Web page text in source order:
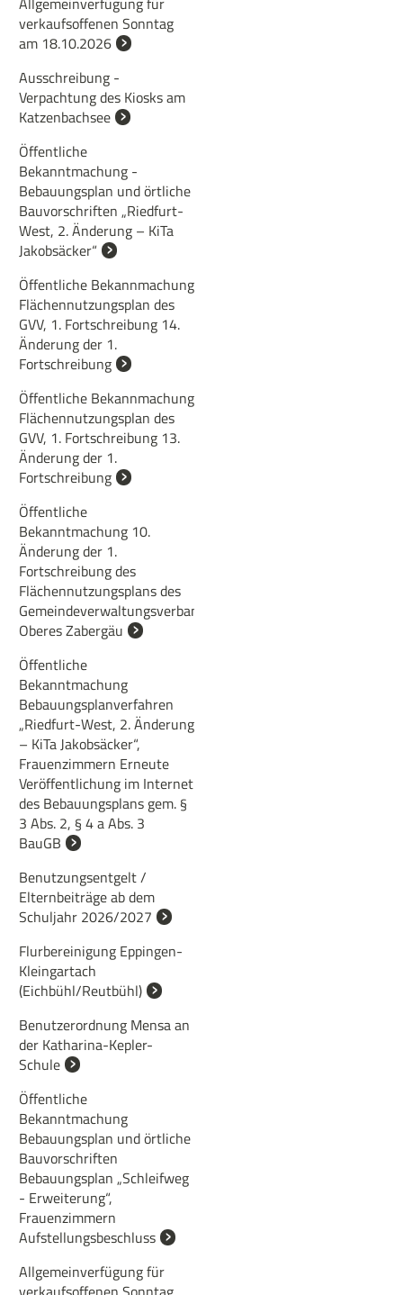
verkaufsoffenen Sonntag
am 18.10.2026
Ausschreibung -
Verpachtung des Kiosks am
Katzenbachsee
Öffentliche
Bekanntmachung -
Bebauungsplan und örtliche
Bauvorschriften „Riedfurt-
West, 2. Änderung – KiTa
Jakobsäcker“
Öffentliche Bekannmachung
Flächennutzungsplan des
GVV, 1. Fortschreibung 14.
Änderung der 1.
Fortschreibung
Öffentliche Bekannmachung
Flächennutzungsplan des
GVV, 1. Fortschreibung 13.
Änderung der 1.
Fortschreibung
Öffentliche
Bekanntmachung 10.
Änderung der 1.
Fortschreibung des
Flächennutzungsplans des
Gemeindeverwaltungsverbands
Oberes Zabergäu
Öffentliche
Bekanntmachung
Bebauungsplanverfahren
„Riedfurt-West, 2. Änderung
– KiTa Jakobsäcker“,
Frauenzimmern Erneute
Veröffentlichung im Internet
des Bebauungsplans gem. §
3 Abs. 2, § 4 a Abs. 3
BauGB
Benutzungsentgelt /
Elternbeiträge ab dem
Schuljahr 2026/2027
Flurbereinigung Eppingen-
Kleingartach
(Eichbühl/Reutbühl)
Benutzerordnung Mensa an
der Katharina-Kepler-
Schule
Öffentliche
Bekanntmachung
Bebauungsplan und örtliche
Bauvorschriften
Bebauungsplan „Schleifweg
- Erweiterung“,
Frauenzimmern
Aufstellungsbeschluss
Allgemeinverfügung für